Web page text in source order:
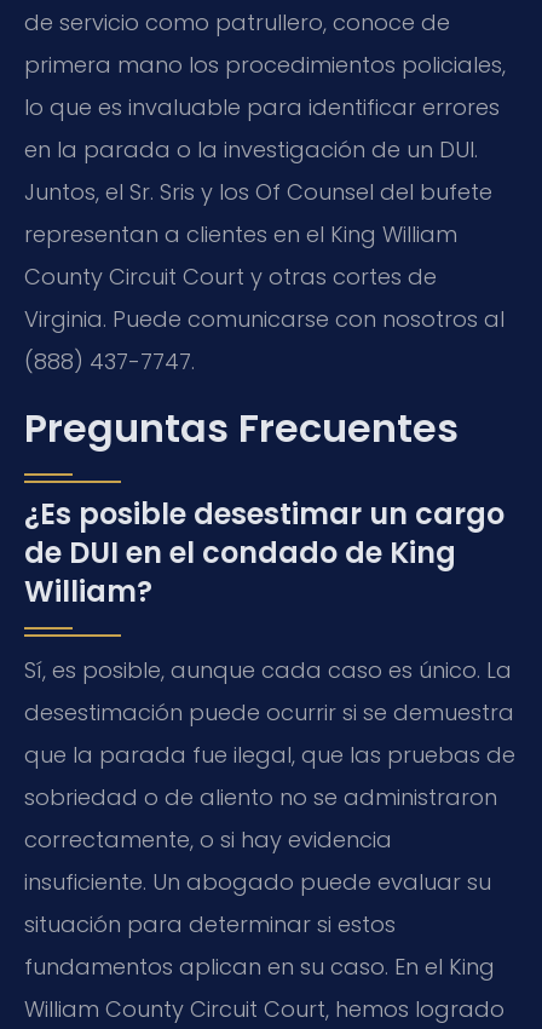
de servicio como patrullero, conoce de
primera mano los procedimientos policiales,
lo que es invaluable para identificar errores
en la parada o la investigación de un DUI.
Juntos, el Sr. Sris y los Of Counsel del bufete
representan a clientes en el King William
County Circuit Court y otras cortes de
Virginia. Puede comunicarse con nosotros al
(888) 437-7747.
Preguntas Frecuentes
¿Es posible desestimar un cargo
de DUI en el condado de King
William?
Sí, es posible, aunque cada caso es único. La
desestimación puede ocurrir si se demuestra
que la parada fue ilegal, que las pruebas de
sobriedad o de aliento no se administraron
correctamente, o si hay evidencia
insuficiente. Un abogado puede evaluar su
situación para determinar si estos
fundamentos aplican en su caso. En el King
William County Circuit Court, hemos logrado